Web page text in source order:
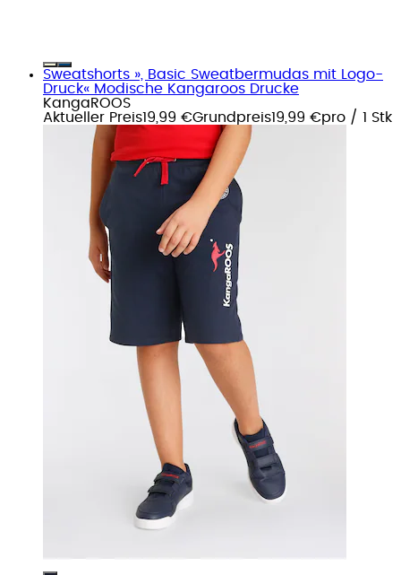
Sweatshorts », Basic Sweatbermudas mit Logo-
Druck« Modische Kangaroos Drucke
KangaROOS
Aktueller Preis19,99 €Grundpreis19,99 €pro / 1 Stk